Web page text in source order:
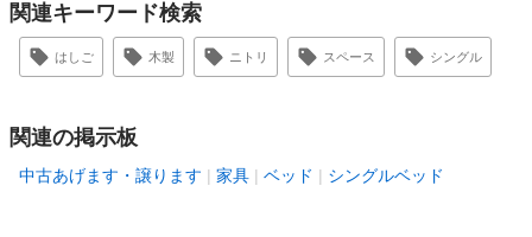
関連キーワード検索
はしご 木製 ニトリ スペース シングル
関連の掲示板
中古あげます・譲ります 家具 ベッド シングルベッド